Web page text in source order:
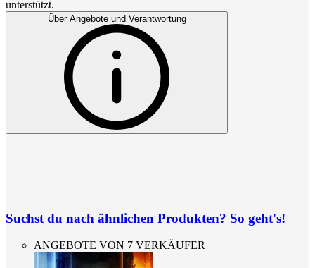
unterstützt.
Über Angebote und Verantwortung
Suchst du nach ähnlichen Produkten? So geht's!
ANGEBOTE VON 7 VERKÄUFER